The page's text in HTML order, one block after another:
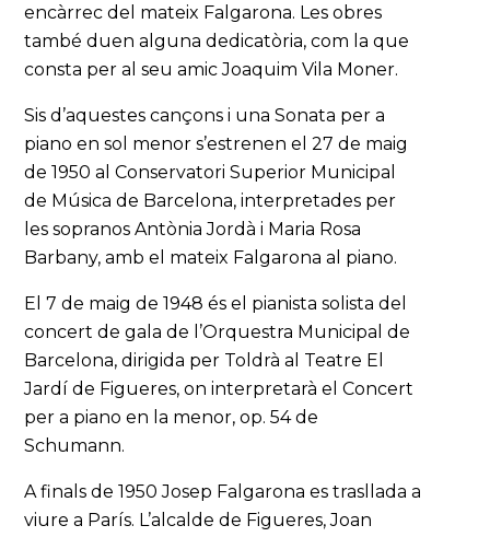
encàrrec del mateix Falgarona. Les obres
també duen alguna dedicatòria, com la que
consta per al seu amic Joaquim Vila Moner.
Sis d’aquestes cançons i una Sonata per a
piano en sol menor s’estrenen el 27 de maig
de 1950 al Conservatori Superior Municipal
de Música de Barcelona, interpretades per
les sopranos Antònia Jordà i Maria Rosa
Barbany, amb el mateix Falgarona al piano.
El 7 de maig de 1948 és el pianista solista del
concert de gala de l’Orquestra Municipal de
Barcelona, dirigida per Toldrà al Teatre El
Jardí de Figueres, on interpretarà el Concert
per a piano en la menor, op. 54 de
Schumann.
A finals de 1950 Josep Falgarona es trasllada a
viure a París. L’alcalde de Figueres, Joan